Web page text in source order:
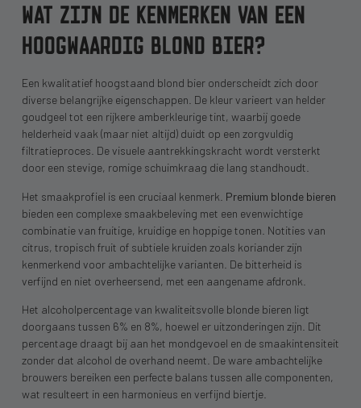
WAT ZIJN DE KENMERKEN VAN EEN
HOOGWAARDIG BLOND BIER?
Een kwalitatief hoogstaand blond bier onderscheidt zich door
diverse belangrijke eigenschappen. De kleur varieert van helder
goudgeel tot een rijkere amberkleurige tint, waarbij goede
helderheid vaak (maar niet altijd) duidt op een zorgvuldig
filtratieproces. De visuele aantrekkingskracht wordt versterkt
door een stevige, romige schuimkraag die lang standhoudt.
Het smaakprofiel is een cruciaal kenmerk. Premium blonde bieren
bieden een complexe smaakbeleving met een evenwichtige
combinatie van fruitige, kruidige en hoppige tonen. Notities van
citrus, tropisch fruit of subtiele kruiden zoals koriander zijn
kenmerkend voor ambachtelijke varianten. De bitterheid is
verfijnd en niet overheersend, met een aangename afdronk.
Het alcoholpercentage van kwaliteitsvolle blonde bieren ligt
doorgaans tussen 6% en 8%, hoewel er uitzonderingen zijn. Dit
percentage draagt bij aan het mondgevoel en de smaakintensiteit
zonder dat alcohol de overhand neemt. De ware ambachtelijke
brouwers bereiken een perfecte balans tussen alle componenten,
wat resulteert in een harmonieus en verfijnd biertje.